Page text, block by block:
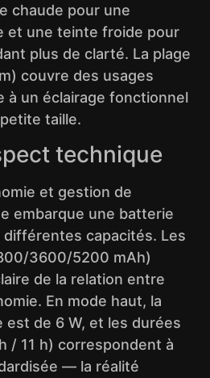
chaude pour une
et une teinte froide pour
plus de clarté. La plage
couvre des usages
à un éclairage fonctionnel
taille.
technique
et gestion de
embarque une batterie
différentes capacités. Les
3600/5200 mAh)
de la relation entre
En mode haut, la
est de 6 W, et les durées
/ 11 h) correspondent à
— la réalité